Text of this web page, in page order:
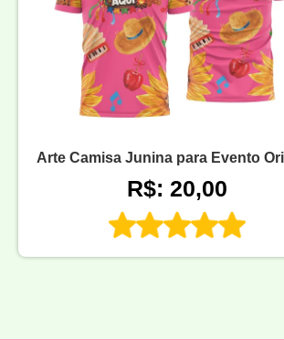
Arte Camisa Junina para Evento
R$: 20,00